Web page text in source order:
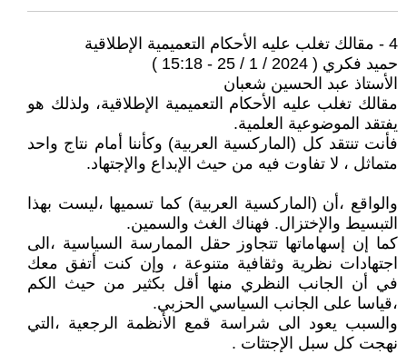
4 - مقالك تغلب عليه الأحكام التعميمية الإطلاقية
حميد فكري ( 2024 / 1 / 25 - 15:18 )
الأستاذ عبد الحسين شعبان
مقالك تغلب عليه الأحكام التعميمية الإطلاقية، ولذلك هو
يفتقد الموضوعية العلمية.
فأنت تنتقد كل (الماركسية العربية) وكأننا أمام نتاج واحد
متماثل ، لا تفاوت فيه من حيث الإبداع والإجتهاد.
والواقع ،أن (الماركسية العربية) كما تسميها ،ليست بهذا
التبسيط والإختزال. فهناك الغث والسمين.
كما إن إسهاماتها تتجاوز حقل الممارسة السياسية ،الى
اجتهادات نظرية وثقافية متنوعة ، وإن كنت أتفق معك
في أن الجانب النظري منها أقل بكثير من حيث الكم
،قياسا على الجانب السياسي الحزبي.
والسبب يعود الى شراسة قمع الأنظمة الرجعية ،التي
نهجت كل سبل الإجتثات .